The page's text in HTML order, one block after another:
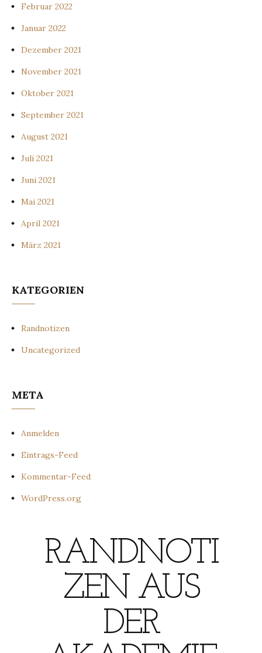
Februar 2022
Januar 2022
Dezember 2021
November 2021
Oktober 2021
September 2021
August 2021
Juli 2021
Juni 2021
Mai 2021
April 2021
März 2021
KATEGORIEN
Randnotizen
Uncategorized
META
Anmelden
Eintrags-Feed
Kommentar-Feed
WordPress.org
RANDNOTI
ZEN AUS
DER